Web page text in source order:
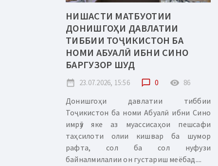
НИШАСТИ МАТБУОТИИ
ДОНИШГОҲИ ДАВЛАТИИ
ТИББИИ ТОҶИКИСТОН БА
НОМИ АБУАЛӢ ИБНИ СИНО
БАРГУЗОР ШУД
date_range 23.07.2026, 15:56 chat_bubble_outline 0 remove_red_eye 86
Донишгоҳи давлатии тиббии
Тоҷикистон ба номи Абуалӣ ибни Сино
имрӯз яке аз муассисаҳои пешсафи
таҳсилоти олии кишвар ба шумор
рафта, сол ба сол нуфузи
байналмилалии он густариш меёбад....